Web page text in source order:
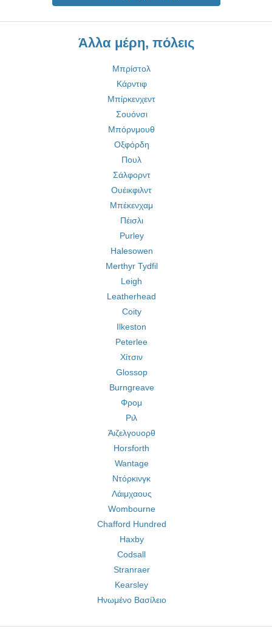
Άλλα μέρη, πόλεις
Μπρίστολ
Κάρντιφ
Μπίρκενχεντ
Σουόνσι
Μπόρνμουθ
Οξφόρδη
Πουλ
Σάλφορντ
Ουέικφιλντ
Μπέκενχαμ
Πέισλι
Purley
Halesowen
Merthyr Tydfil
Leigh
Leatherhead
Coity
Ilkeston
Peterlee
Χίτσιν
Glossop
Burngreave
Φρομ
Ριλ
Άιζελγουορθ
Horsforth
Wantage
Ντόρκινγκ
Λάιμχαους
Wombourne
Chafford Hundred
Haxby
Codsall
Stranraer
Kearsley
Ηνωμένο Βασίλειο